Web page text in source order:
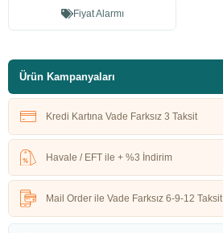
Fiyat Alarmı
Ürün Kampanyaları
Kredi Kartına Vade Farksız 3 Taksit
Havale / EFT ile + %3 İndirim
Mail Order ile Vade Farksız 6-9-12 Taksit